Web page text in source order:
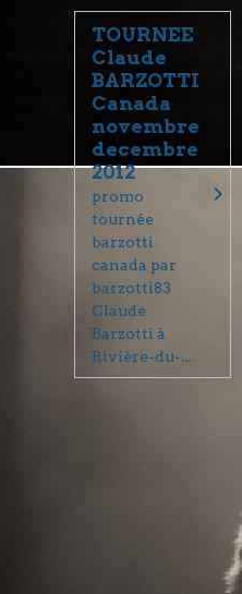
TOURNEE
Claude
BARZOTTI
Canada
novembre
decembre
2012
promo
tournée
barzotti
canada par
barzotti83
Claude
Barzotti à
Rivière-du-...